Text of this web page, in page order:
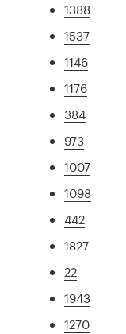
1388
1537
1146
1176
384
973
1007
1098
442
1827
22
1943
1270